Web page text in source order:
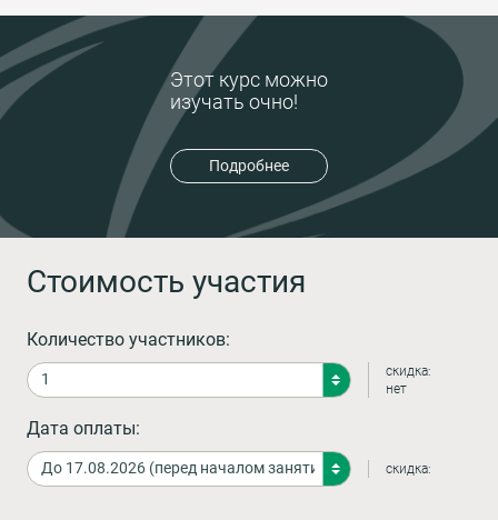
Этот курс можно
изучать очно!
Подробнее
Стоимость участия
Количество участников:
скидка:
нет
Дата оплаты:
скидка: